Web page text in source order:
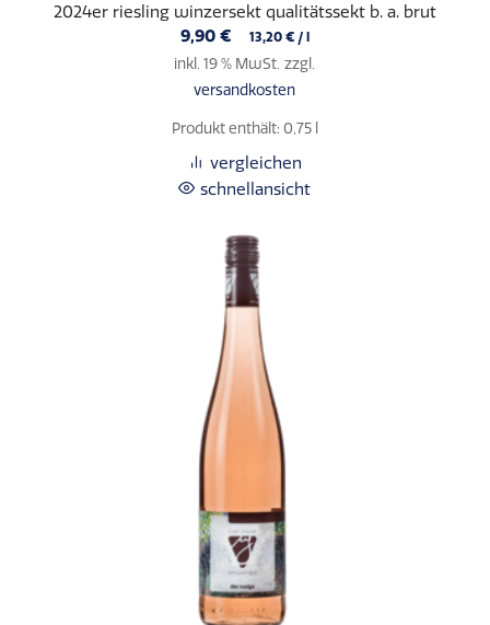
2024er riesling winzersekt qualitätssekt b. a. brut
9,90 € 13,20 €/ l
inkl. 19 % MwSt. zzgl.
versandkosten
Produkt enthält: 0,75
vergleichen
schnellansicht